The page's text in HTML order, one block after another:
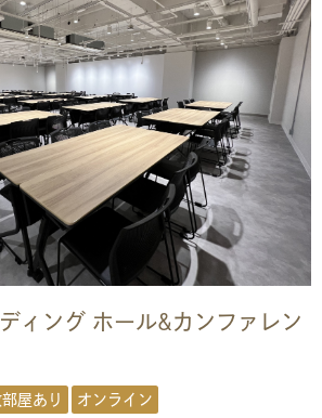
ィング ホール&カンファレン
屋あり オンライン